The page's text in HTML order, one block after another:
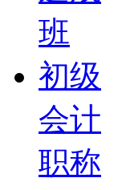
班
初级
会计
职称